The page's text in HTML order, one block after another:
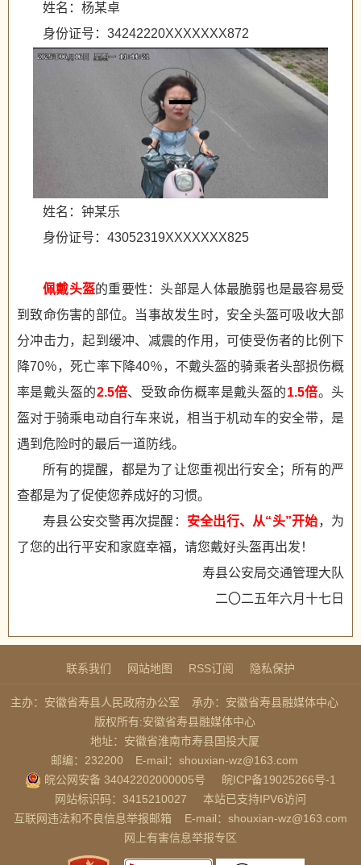
姓名：杨某卓
身份证号：34242220XXXXXXX872
姓名：钟某乐
身份证号：43052319XXXXXXX825
佩戴头盔的重要性：头部是人体最脆弱也是最容易受
到致命伤害的部位。当事故发生时，安全头盔可吸收大部
分冲击力，起到缓冲、减震的作用，可使受伤者的比例下
降70％，死亡率下降40％，不戴头盔的骑乘者头部损伤概
率是戴头盔的2.5倍、受致命伤概率是戴头盔的1.5倍。头
盔对于骑乘电动自行车来说，相当于机动车的安全带，是
遇到危险时的最后一道防线。
所有的提醒，都是为了让您重视出行安全；所有的严
查都是为了促使您养成好的习惯。
寿县公安交警再次提醒： 安全出行、从“头”开始，为
了您的出行平安和家庭幸福，请您戴好头盔再出发！
寿县公安局交通管理大队
二〇二五年六月十七日
联系我们 网站地图 RSS订阅 隐私保护
主办：安徽省寿县人民政府办公室
承办：安徽省寿县融媒体中心
版权所有:安徽省寿县融媒体中心
地址：安徽省淮南市寿县国投大厦
邮编：232200
E-mail：shouxian-wz@163.com
皖公网安备 34042202000005号
皖ICP备19025266号-1
网站标识码：3415210027
本站已支持IPV6访问
互联网违法和不良信息举报邮箱
E-mail：shouxian-wz@163.com
网上有害信息举报专区